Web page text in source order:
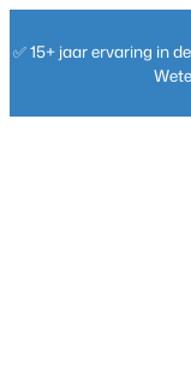
naar
✅ 15+ jaar ervaring in